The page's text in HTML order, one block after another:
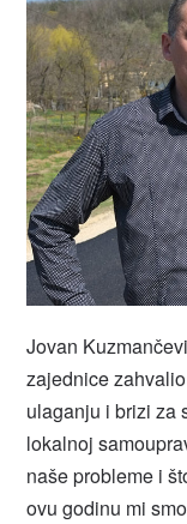
Jovan
zajednice
ulaganju i brizi za
lokalnoj
naše probleme i
ovu godinu mi